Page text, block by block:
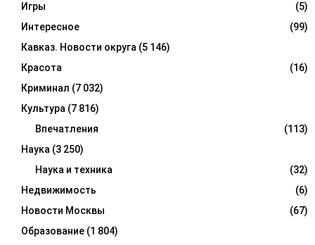
Игры
(5)
Интересное
(99)
Кавказ. Новости округа (5 146)
Красота
(16)
Криминал (7 032)
Культура (7 816)
Впечатления
(113)
Наука (3 250)
Наука и техника
(32)
Недвижимость
(6)
Новости Москвы
(67)
Образование (1 804)